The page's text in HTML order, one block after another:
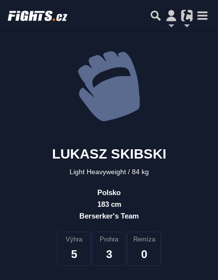
LUKASZ SKIBSKI
Light Heavyweight 84 kg
Polsko
183 cm
Berserker's Team
Výhra
5
Prohra
3
Remíza
0